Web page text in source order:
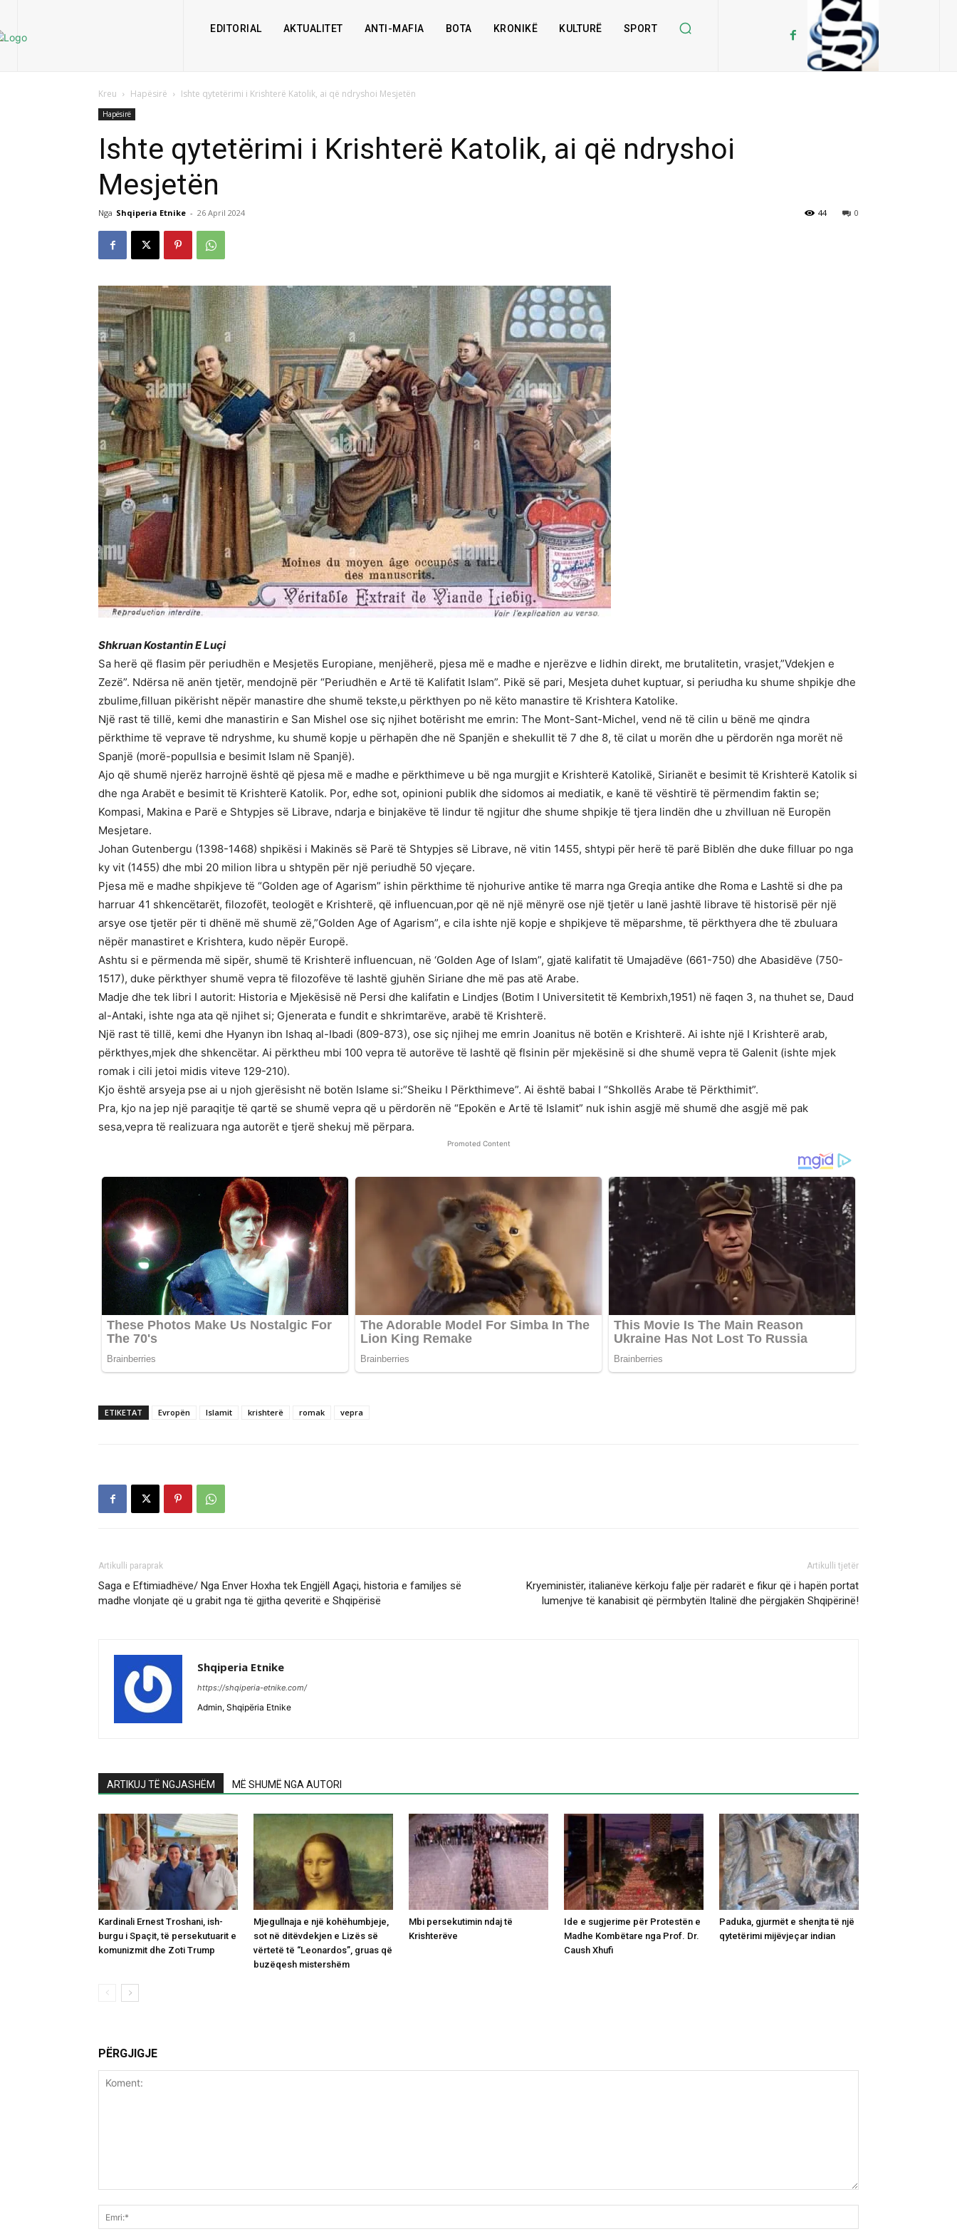
EDITORIAL AKTUALITET ANTI-MAFIA BOTA KRONIKË KULTURË SPORT
Kreu Hapësirë Ishte qytetërimi i Krishterë Katolik, ai që ndryshoi Mesjetën
Hapësirë
Ishte qytetërimi i Krishterë Katolik, ai që ndryshoi
Mesjetën
Nga Shqiperia Etnike - 26 April 2024 0
44
Shkruan Kostantin E Luçi
Sa herë që flasim për periudhën e Mesjetës Europiane, menjëherë, pjesa më e madhe e njerëzve e lidhin direkt, me brutalitetin, vrasjet,”Vdekjen e
Zezë”. Ndërsa në anën tjetër, mendojnë për “Periudhën e Artë të Kalifatit Islam”. Pikë së pari, Mesjeta duhet kuptuar, si periudha ku shume shpikje dhe
zbulime,filluan pikërisht nëpër manastire dhe shumë tekste,u përkthyen po në këto manastire të Krishtera Katolike.
Një rast të tillë, kemi dhe manastirin e San Mishel ose siç njihet botërisht me emrin: The Mont-Sant-Michel, vend në të cilin u bënë me qindra
përkthime të veprave të ndryshme, ku shumë kopje u përhapën dhe në Spanjën e shekullit të 7 dhe 8, të cilat u morën dhe u përdorën nga morët në
Spanjë (morë-popullsia e besimit Islam në Spanjë).
Ajo që shumë njerëz harrojnë është që pjesa më e madhe e përkthimeve u bë nga murgjit e Krishterë Katolikë, Sirianët e besimit të Krishterë Katolik si
dhe nga Arabët e besimit të Krishterë Katolik. Por, edhe sot, opinioni publik dhe sidomos ai mediatik, e kanë të vështirë të përmendim faktin se;
Kompasi, Makina e Parë e Shtypjes së Librave, ndarja e binjakëve të lindur të ngjitur dhe shume shpikje të tjera lindën dhe u zhvilluan në Europën
Mesjetare.
Johan Gutenbergu (1398-1468) shpikësi i Makinës së Parë të Shtypjes së Librave, në vitin 1455, shtypi për herë të parë Biblën dhe duke filluar po nga
ky vit (1455) dhe mbi 20 milion libra u shtypën për një periudhë 50 vjeçare.
Pjesa më e madhe shpikjeve të “Golden age of Agarism” ishin përkthime të njohurive antike të marra nga Greqia antike dhe Roma e Lashtë si dhe pa
harruar 41 shkencëtarët, filozofët, teologët e Krishterë, që influencuan,por që në një mënyrë ose një tjetër u lanë jashtë librave të historisë për një
arsye ose tjetër për ti dhënë më shumë zë,”Golden Age of Agarism”, e cila ishte një kopje e shpikjeve të mëparshme, të përkthyera dhe të zbuluara
nëpër manastiret e Krishtera, kudo nëpër Europë.
Ashtu si e përmenda më sipër, shumë të Krishterë influencuan, në ‘Golden Age of Islam”, gjatë kalifatit të Umajadëve (661-750) dhe Abasidëve (750-
1517), duke përkthyer shumë vepra të filozofëve të lashtë gjuhën Siriane dhe më pas atë Arabe.
Madje dhe tek libri I autorit: Historia e Mjekësisë në Persi dhe kalifatin e Lindjes (Botim I Universitetit të Kembrixh,1951) në faqen 3, na thuhet se, Daud
al-Antaki, ishte nga ata që njihet si; Gjenerata e fundit e shkrimtarëve, arabë të Krishterë.
Një rast të tillë, kemi dhe Hyanyn ibn Ishaq al-Ibadi (809-873), ose siç njihej me emrin Joanitus në botën e Krishterë. Ai ishte një I Krishterë arab,
përkthyes,mjek dhe shkencëtar. Ai përktheu mbi 100 vepra të autorëve të lashtë që flsinin për mjekësinë si dhe shumë vepra të Galenit (ishte mjek
romak i cili jetoi midis viteve 129-210).
Kjo është arsyeja pse ai u njoh gjerësisht në botën Islame si:”Sheiku I Përkthimeve”. Ai është babai I “Shkollës Arabe të Përkthimit”.
Pra, kjo na jep një paraqitje të qartë se shumë vepra që u përdorën në “Epokën e Artë të Islamit” nuk ishin asgjë më shumë dhe asgjë më pak
sesa,vepra të realizuara nga autorët e tjerë shekuj më përpara.
Promoted Content
ETIKETAT Evropën Islamit krishterë romak vepra
Artikulli paraprak
Saga e Eftimiadhëve/ Nga Enver Hoxha tek Engjëll Agaçi, historia e familjes së
madhe vlonjate që u grabit nga të gjitha qeveritë e Shqipërisë
Artikulli tjetër
Kryeministër, italianëve kërkoju falje për radarët e fikur që i hapën portat
lumenjve të kanabisit që përmbytën Italinë dhe përgjakën Shqipërinë!
Shqiperia Etnike
https://shqiperia-etnike.com/
Admin, Shqipëria Etnike
ARTIKUJ TË NGJASHËM MË SHUMË NGA AUTORI
Kardinali Ernest Troshani, ish-
burgu i Spaçit, të persekutuarit e
komunizmit dhe Zoti Trump
Mjegullnaja e një kohëhumbjeje,
sot në ditëvdekjen e Lizës së
vërtetë të “Leonardos”, gruas që
buzëqesh mistershëm
Mbi persekutimin ndaj të
Krishterëve
Ide e sugjerime për Protestën e
Madhe Kombëtare nga Prof. Dr.
Caush Xhufi
Paduka, gjurmët e shenjta të një
qytetërimi mijëvjeçar indian
PËRGJIGJE